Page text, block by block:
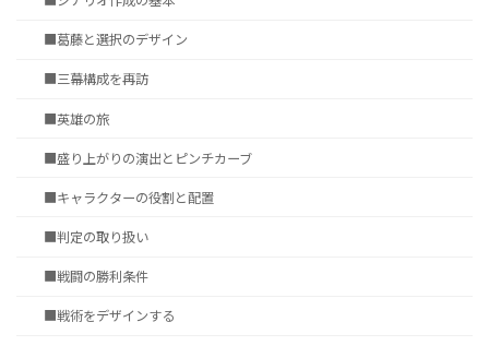
■葛藤と選択のデザイン
■三幕構成を再訪
■英雄の旅
■盛り上がりの演出とピンチカーブ
■キャラクターの役割と配置
■判定の取り扱い
■戦闘の勝利条件
■戦術をデザインする